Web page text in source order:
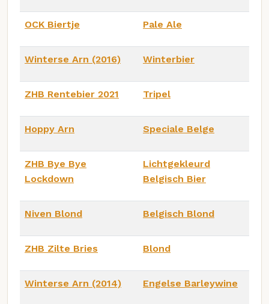
OCK Biertje Pale Ale
Winterse Arn (2016) Winterbier
ZHB Rentebier 2021 Tripel
Hoppy Arn Speciale Belge
ZHB Bye Bye
Lockdown
Lichtgekleurd
Belgisch Bier
Niven Blond Belgisch Blond
ZHB Zilte Bries Blond
Winterse Arn (2014) Engelse Barleywine